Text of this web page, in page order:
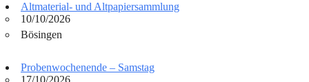
Altmaterial- und Altpapiersammlung
10/10/2026
Bösingen
Probenwochenende – Samstag
17/10/2026